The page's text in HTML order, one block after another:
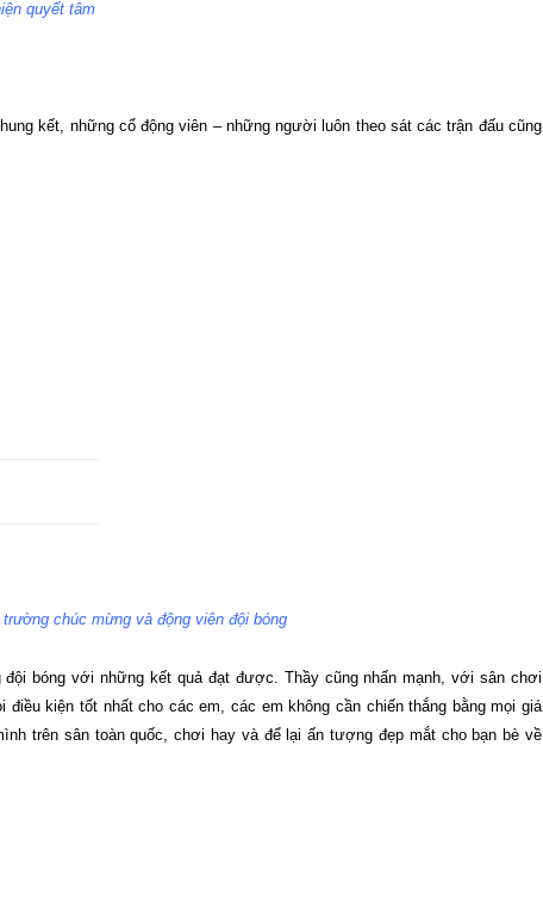
quyết tâm
kết, những cổ động viên – những người luôn theo sát các trận đấu cũng
chúc mừng và động viên đội bóng
bóng với những kết quả đạt được. Thầy cũng nhấn mạnh, với sân chơi
kiện tốt nhất cho các em, các em không cần chiến thắng bằng mọi giá
trên sân toàn quốc, chơi hay và để lại ấn tượng đẹp mắt cho bạn bè về